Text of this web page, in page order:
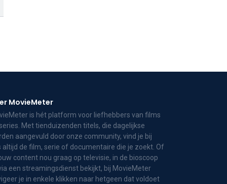
MovieMeter
is hét platform voor liefhebbers van films
Met tienduizenden titels, die dagelijkse
aangevuld door onze community, vind je bij
altijd de film, serie of documentaire die je zoekt. Of
content nou graag op televisie, in de bioscoop
een streamingsdienst bekijkt, bij MovieMeter
je in enkele klikken naar hetgeen dat voldoet